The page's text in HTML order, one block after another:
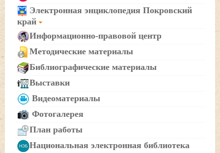
Электронная энциклопедия Покровский
край
Информационно-правовой центр
Методические материалы
Библиографические материалы
Выставки
Видеоматериалы
Фотогалерея
План работы
Национальная электронная библиотека